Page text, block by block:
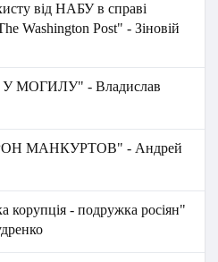
від НАБУ в справі
Washington Post" - Зіновій
МОГИЛУ" - Владислав
МАНКУРТОВ" - Андрей
корупція - подружка росіян"